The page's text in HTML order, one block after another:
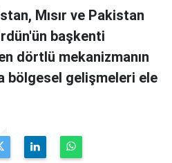
Mısır ve Pakistan
başkenti
dörtlü mekanizmanın
bölgesel gelişmeleri ele